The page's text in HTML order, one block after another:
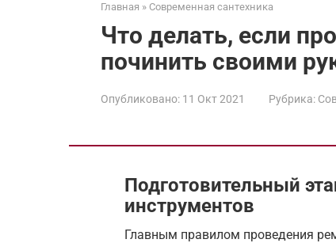
Главная » Современная сантехника
Что делать, если
починить своими
Опубликовано: 11 Окт 2021 Рубрика:
Подготовительный
инструментов
Главным правилом проведения